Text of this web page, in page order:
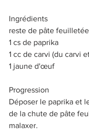
Ingrédients
reste de pâte feuilletée
1 cs de paprika
1 cc de carvi (du carvi
1 jaune d'œuf
Progression
Déposer le paprika et
de la chute de pâte
malaxer.